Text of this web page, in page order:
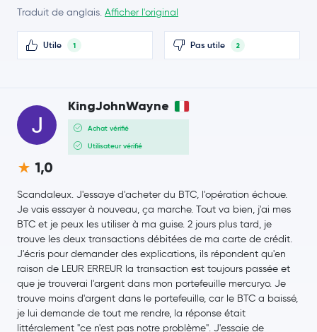
Pepe PEPE
Polygon Ecosystem Token POL
Kaspa KAS
Jupiter Exchange Token
Arbitrum ARB
PancakeSwap CAKE
Injective Protocol INJ
OFFICIAL TRUMP TRUMP
Traduit de anglais. Afficher l'original
Utile 1 Pas utile 2
KingJohnWayne
Achat vérifié
Utilisateur vérifié
1,0
Scandaleux. J'essaye d'acheter du BTC, l'opération échoue.
Je vais essayer à nouveau, ça marche. Tout va bien, j'ai mes
BTC et je peux les utiliser à ma guise. 2 jours plus tard, je
trouve les deux transactions débitées de ma carte de crédit.
J'écris pour demander des explications, ils répondent qu'en
raison de LEUR ERREUR la transaction est toujours passée et
que je trouverai l'argent dans mon portefeuille mercuryo. Je
trouve moins d'argent dans le portefeuille, car le BTC a baissé,
je lui demande de tout me rendre, la réponse était
littéralement "ce n'est pas notre problème". J'essaie de